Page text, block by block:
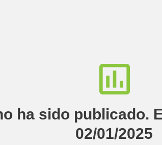
ha sido publicado.
02/01/2025